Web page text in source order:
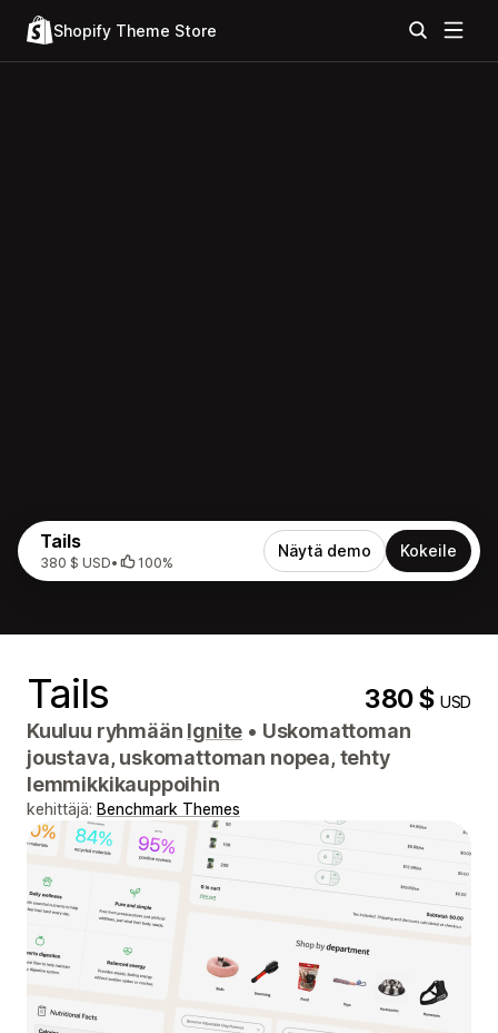
Shopify Theme Store
Tails
380 $ USD• 100%
Näytä demo Kokeile
Tails 380 $USD
Kuuluu ryhmään Ignite • Uskomattoman
joustava, uskomattoman nopea, tehty
lemmikkikauppoihin
kehittäjä: Benchmark Themes